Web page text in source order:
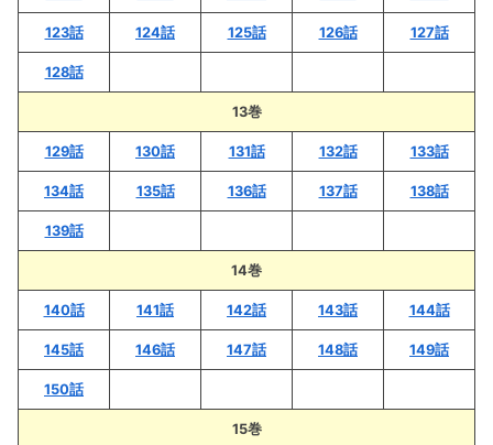
123話 124話 125話 126話 127話
128話
13巻
129話 130話 131話 132話 133話
134話 135話 136話 137話 138話
139話
14巻
140話 141話 142話 143話 144話
145話 146話 147話 148話 149話
150話
15巻